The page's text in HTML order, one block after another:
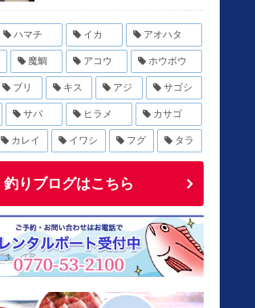
ハマチ イカ アオハタ
魔鯛 アコウ ホウボウ
ブリ キス アジ サゴシ
サバ ヒラメ カサゴ
カレイ イワシ フグ タラ
釣りブログはこちら